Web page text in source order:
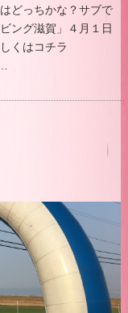
どっちかな？サブで
ング滋賀」４月１日
くはコチラ